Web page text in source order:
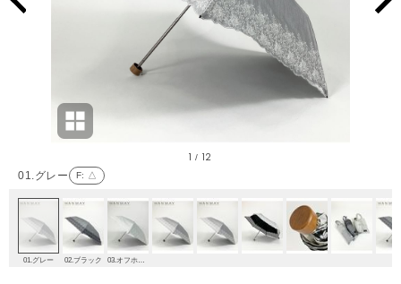
01.グレー F: △
1 / 12
01.グレー 02.ブラック